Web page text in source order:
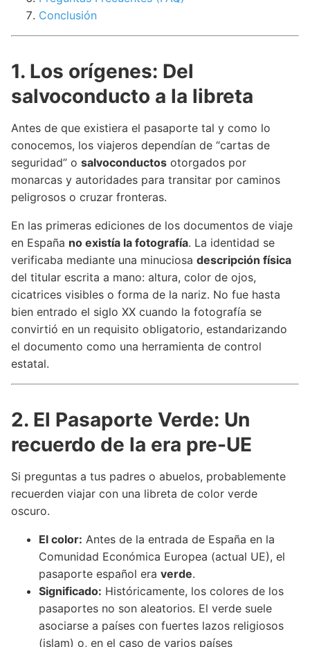
Conclusión
1. Los orígenes: Del
salvoconducto a la libreta
Antes de que existiera el pasaporte tal y como lo
conocemos, los viajeros dependían de “cartas de
seguridad” o salvoconductos otorgados por
monarcas y autoridades para transitar por caminos
peligrosos o cruzar fronteras.
En las primeras ediciones de los documentos de viaje
en España no existía la fotografía. La identidad se
verificaba mediante una minuciosa descripción física
del titular escrita a mano: altura, color de ojos,
cicatrices visibles o forma de la nariz. No fue hasta
bien entrado el siglo XX cuando la fotografía se
convirtió en un requisito obligatorio, estandarizando
el documento como una herramienta de control
estatal.
2. El Pasaporte Verde: Un
recuerdo de la era pre-UE
Si preguntas a tus padres o abuelos, probablemente
recuerden viajar con una libreta de color verde
oscuro.
El color: Antes de la entrada de España en la
Comunidad Económica Europea (actual UE), el
pasaporte español era verde.
Significado: Históricamente, los colores de los
pasaportes no son aleatorios. El verde suele
asociarse a países con fuertes lazos religiosos
(islam) o, en el caso de varios países